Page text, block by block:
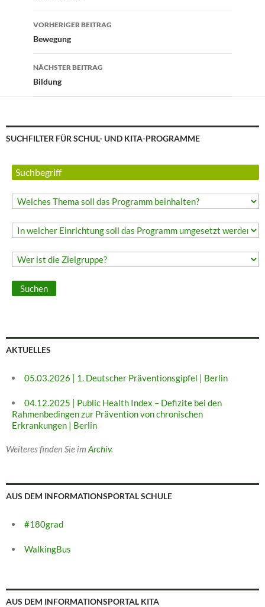
Beitragsnavigation
VORHERIGER BEITRAG
Bewegung
NÄCHSTER BEITRAG
Bildung
SUCHFILTER FÜR SCHUL- UND KITA-PROGRAMME
AKTUELLES
05.03.2026 | 1. Deutscher Präventionsgipfel | Berlin
04.12.2025 | Public Health Index – Defizite bei den
Rahmenbedingen zur Prävention von chronischen
Erkrankungen | Berlin
Weiteres finden Sie im Archiv.
AUS DEM INFORMATIONSPORTAL SCHULE
#180grad
WalkingBus
AUS DEM INFORMATIONSPORTAL KITA